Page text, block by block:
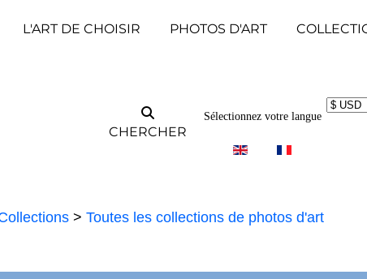
L'ART DE CHOISIR PHOTOS D'ART
CHERCHER
Sélectionnez votre langue
>Toutes les collections de photos d'art